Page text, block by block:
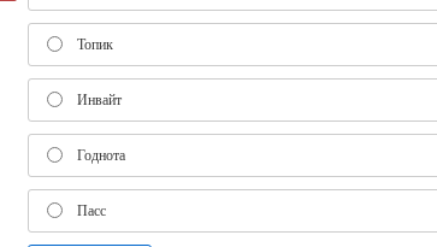
Топик
Инвайт
Годнота
Пасс